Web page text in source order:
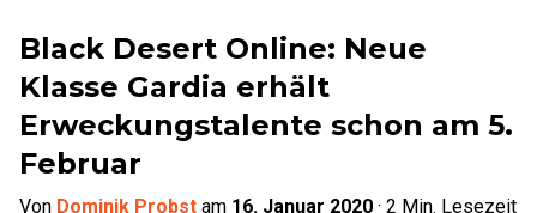
Black Desert Online: Neue
Klasse Gardia erhält
Erweckungstalente schon am 5.
Februar
Von Dominik Probst am 16. Januar 2020 · 2 Min. Lesezeit